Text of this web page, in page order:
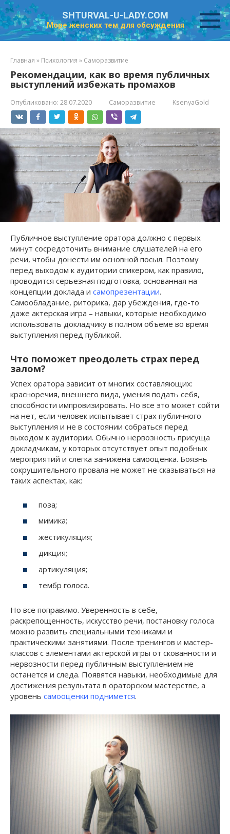
Перейти
к
контенту
SHTURVAL-U-LADY.COM
Море женских тем для обсуждения
Главная » Психология » Саморазвитие
Рекомендации, как во время публичных
выступлений избежать промахов
Опубликовано: 28.07.2020 Саморазвитие KsenyaGold
Публичное выступление оратора должно с первых
минут сосредоточить внимание слушателей на его
речи, чтобы донести им основной посыл. Поэтому
перед выходом к аудитории спикером, как правило,
проводится серьезная подготовка, основанная на
концепции доклада и самопрезентации.
Самообладание, риторика, дар убеждения, где-то
даже актерская игра – навыки, которые необходимо
использовать докладчику в полном объеме во время
выступления перед публикой.
Что поможет преодолеть страх перед
залом?
Успех оратора зависит от многих составляющих:
красноречия, внешнего вида, умения подать себя,
способности импровизировать. Но все это может сойти
на нет, если человек испытывает страх публичного
выступления и не в состоянии собраться перед
выходом к аудитории. Обычно нервозность присуща
докладчикам, у которых отсутствует опыт подобных
мероприятий и слегка занижена самооценка. Боязнь
сокрушительного провала не может не сказываться на
таких аспектах, как:
поза;
мимика;
жестикуляция;
дикция;
артикуляция;
тембр голоса.
Но все поправимо. Уверенность в себе,
раскрепощенность, искусство речи, постановку голоса
можно развить специальными техниками и
практическими занятиями. После тренингов и мастер-
классов с элементами актерской игры от скованности и
нервозности перед публичным выступлением не
останется и следа. Появятся навыки, необходимые для
достижения результата в ораторском мастерстве, а
уровень самооценки поднимется.